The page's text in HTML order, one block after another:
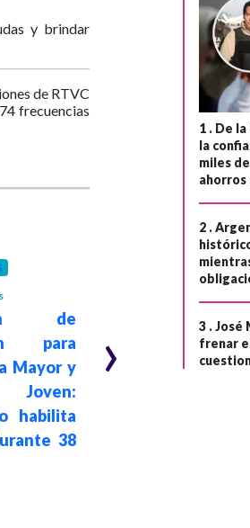
y brindar
de RTVC
frecuencias
de
para
Mayor y
Joven:
habilita
38
›
1 . De
la
miles
ahorros
2 .
3 .José
frenar